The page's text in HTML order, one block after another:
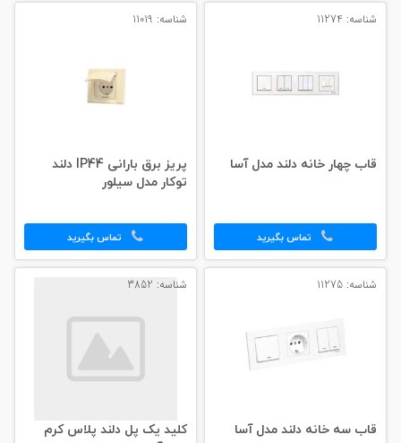
شناسه: 11274
قاب چهار خانه دلند مدل آسا
تماس بگیرید
شناسه: 11019
پریز برق بارانی IP44 دلند
توکار مدل سیلور
تماس بگیرید
شناسه: 11275
قاب سه خانه دلند مدل آسا
شناسه: 3852
کلید یک پل دلند پلاس کرم